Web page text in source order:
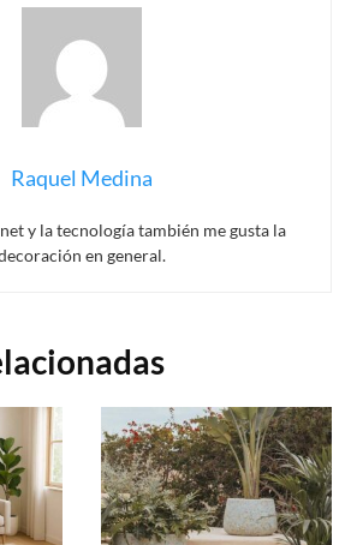
Raquel Medina
y la tecnología también me gusta la
en general.